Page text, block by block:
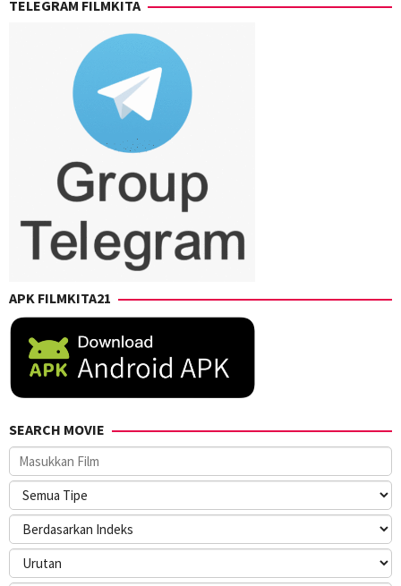
TELEGRAM FILMKITA
APK FILMKITA21
SEARCH MOVIE